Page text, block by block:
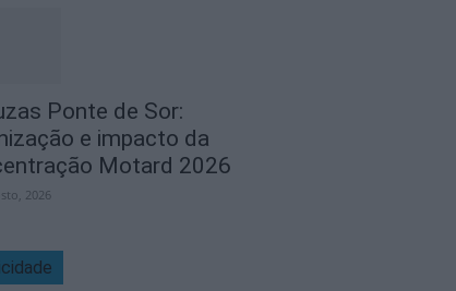
Ponte de Sor:
e impacto da
Motard 2026
2026